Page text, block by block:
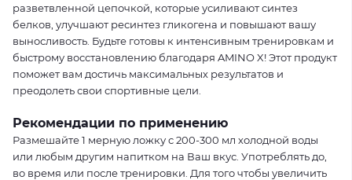
разветвленной цепочкой, которые усиливают синтез
белков, улучшают ресинтез гликогена и повышают вашу
выносливость. Будьте готовы к интенсивным тренировкам и
быстрому восстановлению благодаря AMINO X! Этот продукт
поможет вам достичь максимальных результатов и
преодолеть свои спортивные цели.
Рекомендации по применению
Размешайте 1 мерную ложку с 200-300 мл холодной воды
или любым другим напитком на Ваш вкус. Употреблять до,
во время или после тренировки. Для того чтобы увеличить